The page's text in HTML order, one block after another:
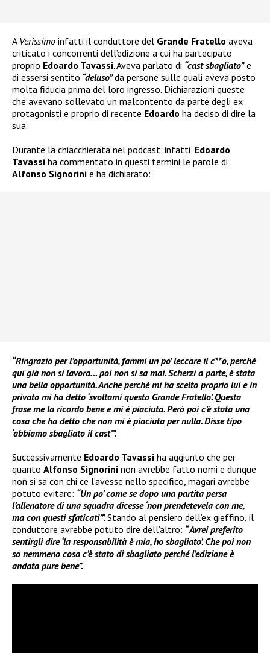
A Verissimo infatti il conduttore del Grande Fratello aveva
criticato i concorrenti dell’edizione a cui ha partecipato
proprio Edoardo Tavassi. Aveva parlato di “cast sbagliato”e
di essersi sentito “deluso”da persone sulle quali aveva posto
molta fiducia prima del loro ingresso. Dichiarazioni queste
che avevano sollevato un malcontento da parte degli ex
protagonisti e proprio di recente Edoardo ha deciso di dire la
sua.
Durante la chiacchierata nel podcast, infatti, Edoardo
Tavassi ha commentato in questi termini le parole di
Alfonso Signorini e ha dichiarato:
“Ringrazio per l’opportunità, fammi un po’ leccare il c**o, perché
qui già non si lavora… poi non si sa mai. Scherzi a parte, è stata
una bella opportunità. Anche perché mi ha scelto proprio lui e in
privato mi ha detto ‘svoltami questo Grande Fratello’. Questa
frase me la ricordo bene e mi è piaciuta. Però poi c’è stata una
cosa che ha detto che non mi è piaciuta per nulla. Disse tipo
‘abbiamo sbagliato il cast’”.
Successivamente Edoardo Tavassi ha aggiunto che per
quanto Alfonso Signorini non avrebbe fatto nomi e dunque
non si sa con chi ce l’avesse nello specifico, magari avrebbe
potuto evitare: “Un po’ come se dopo una partita persa
l’allenatore di una squadra dicesse ‘non prendetevela con me,
ma con questi sfaticati’”.Stando al pensiero dell’ex gieffino, il
conduttore avrebbe potuto dire dell’altro: “Avrei preferito
sentirgli dire ‘la responsabilità è mia, ho sbagliato’. Che poi non
so nemmeno cosa c’è stato di sbagliato perché l’edizione è
andata pure bene”.